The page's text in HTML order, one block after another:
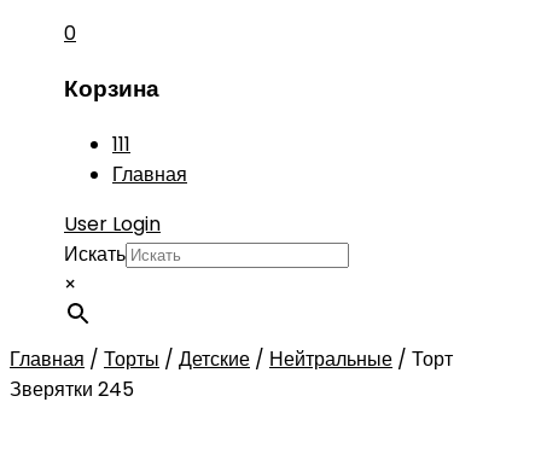
0
Корзина
111
Главная
User Login
Искать
×
Главная / Торты / Детские / Нейтральные / Торт
Зверятки 245